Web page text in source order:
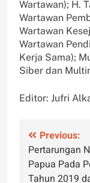
Wartawan); H.
Wartawan
Wartawan
Wartawan
Kerja Sama);
Siber dan
Editor: Jufri
Navigasi
pos
Previous:
Pertarungan
Papua Pada
Tahun 2019